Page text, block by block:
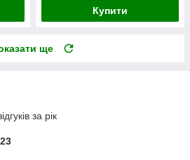
Купити
ще
за рік